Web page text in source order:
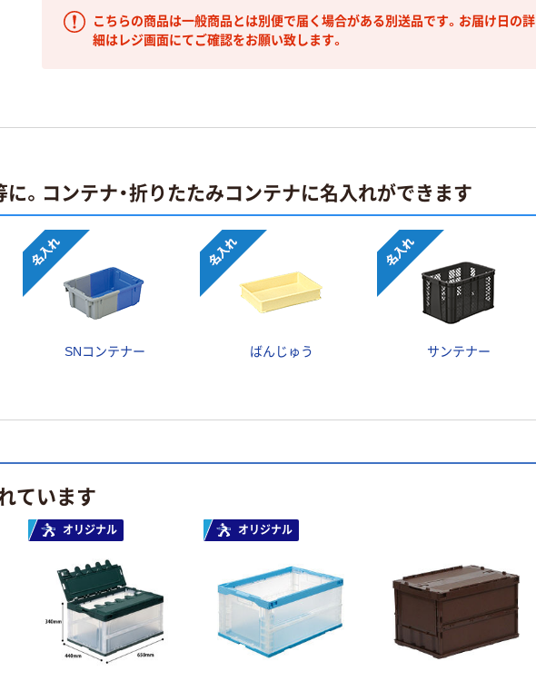
こちらの商品は一般商品とは別便で届く場合がある別送品です。お届け日の詳
細はレジ画面にてご確認をお願い致します。
に。コンテナ・折りたたみコンテナに名入れができます
SNコンテナー ばんじゅう サンテナー
ています
オリジナル オリジナル